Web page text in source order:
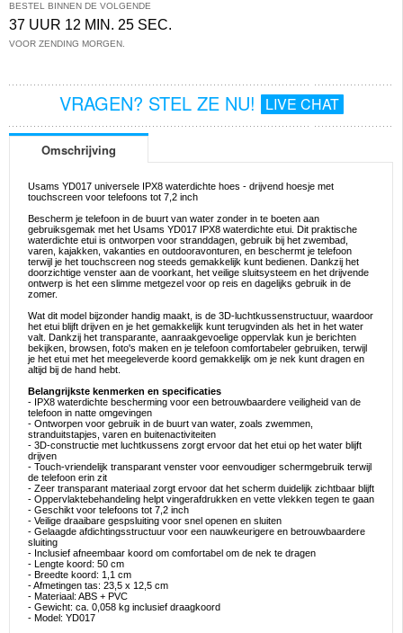
BESTEL BINNEN DE VOLGENDE
37 UUR 12 MIN. 25 SEC.
VOOR ZENDING MORGEN.
VRAGEN? STEL ZE NU! LIVE CHAT
Omschrijving
Usams YD017 universele IPX8 waterdichte hoes - drijvend hoesje met
touchscreen voor telefoons tot 7,2 inch
Bescherm je telefoon in de buurt van water zonder in te boeten aan
gebruiksgemak met het Usams YD017 IPX8 waterdichte etui. Dit praktische
waterdichte etui is ontworpen voor stranddagen, gebruik bij het zwembad,
varen, kajakken, vakanties en outdooravonturen, en beschermt je telefoon
terwijl je het touchscreen nog steeds gemakkelijk kunt bedienen. Dankzij het
doorzichtige venster aan de voorkant, het veilige sluitsysteem en het drijvende
ontwerp is het een slimme metgezel voor op reis en dagelijks gebruik in de
zomer.
Wat dit model bijzonder handig maakt, is de 3D-luchtkussenstructuur, waardoor
het etui blijft drijven en je het gemakkelijk kunt terugvinden als het in het water
valt. Dankzij het transparante, aanraakgevoelige oppervlak kun je berichten
bekijken, browsen, foto's maken en je telefoon comfortabeler gebruiken, terwijl
je het etui met het meegeleverde koord gemakkelijk om je nek kunt dragen en
altijd bij de hand hebt.
Belangrijkste kenmerken en specificaties
- IPX8 waterdichte bescherming voor een betrouwbaardere veiligheid van de
telefoon in natte omgevingen
- Ontworpen voor gebruik in de buurt van water, zoals zwemmen,
stranduitstapjes, varen en buitenactiviteiten
- 3D-constructie met luchtkussens zorgt ervoor dat het etui op het water blijft
drijven
- Touch-vriendelijk transparant venster voor eenvoudiger schermgebruik terwijl
de telefoon erin zit
- Zeer transparant materiaal zorgt ervoor dat het scherm duidelijk zichtbaar blijft
- Oppervlaktebehandeling helpt vingerafdrukken en vette vlekken tegen te gaan
- Geschikt voor telefoons tot 7,2 inch
- Veilige draaibare gespsluiting voor snel openen en sluiten
- Gelaagde afdichtingsstructuur voor een nauwkeurigere en betrouwbaardere
sluiting
- Inclusief afneembaar koord om comfortabel om de nek te dragen
- Lengte koord: 50 cm
- Breedte koord: 1,1 cm
- Afmetingen tas: 23,5 x 12,5 cm
- Materiaal: ABS + PVC
- Gewicht: ca. 0,058 kg inclusief draagkoord
- Model: YD017